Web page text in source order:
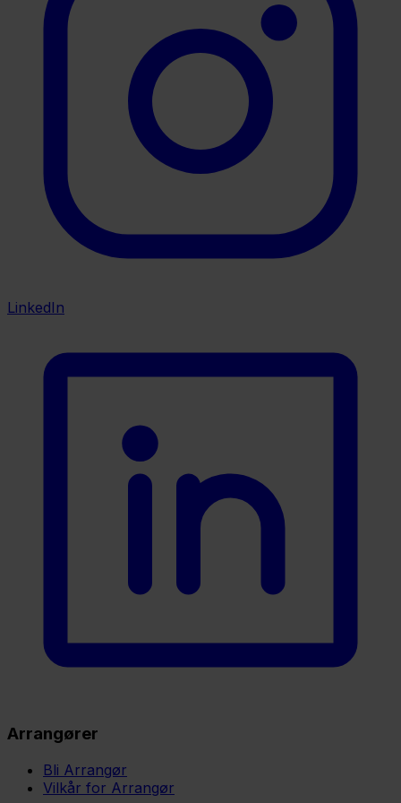
LinkedIn
Arrangører
Bli Arrangør
Vilkår for Arrangør